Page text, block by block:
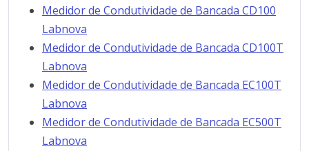
Medidor de Condutividade de Bancada CD100
Labnova
Medidor de Condutividade de Bancada CD100T
Labnova
Medidor de Condutividade de Bancada EC100T
Labnova
Medidor de Condutividade de Bancada EC500T
Labnova